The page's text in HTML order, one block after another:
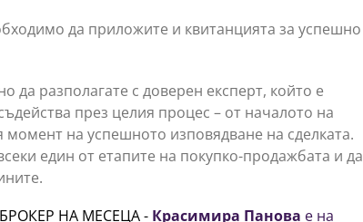
да приложите и квитанцията за успешно
да разполагате с доверен експерт, който е
през целия процес – от началото на
на успешното изповядване на сделката.
един от етапите на покупко-продажбата и да
БРОКЕР НА МЕСЕЦА - Красимира Панова е на